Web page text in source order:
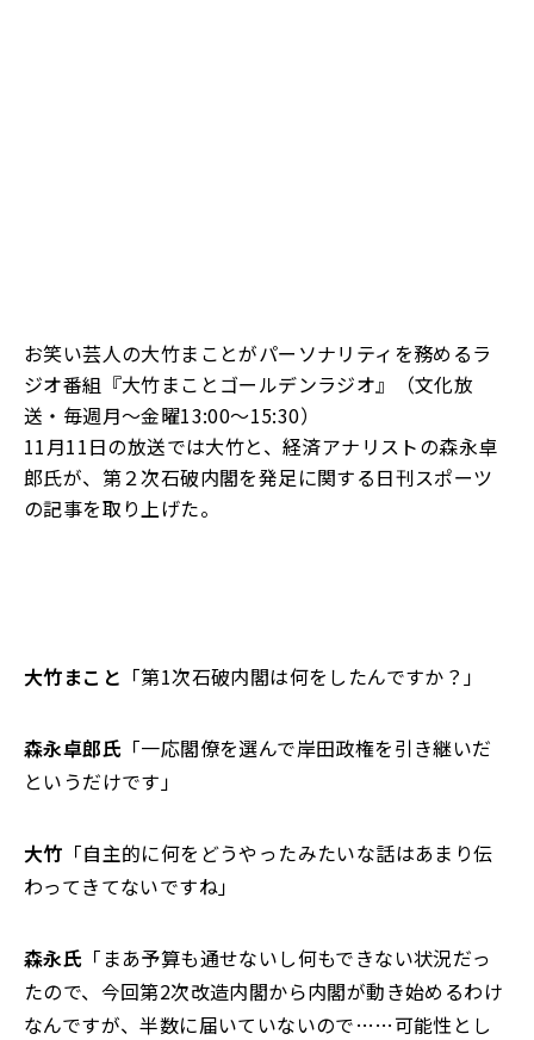
お笑い芸人の大竹まことがパーソナリティを務めるラ
ジオ番組『大竹まことゴールデンラジオ』（文化放
送・毎週月〜金曜13:00～15:30）
11月11日の放送では大竹と、 経済アナリストの森永卓
郎氏が、 第２次石破内閣を発足に関する日刊スポーツ
の記事を取り上げた。
大竹まこと 「第1次石破内閣は何をしたんですか？」
森永卓郎氏 「一応閣僚を選んで岸田政権を引き継いだ
というだけです」
大竹 「自主的に何をどうやったみたいな話はあまり伝
わってきてないですね」
森永氏 「まあ予算も通せないし何もできない状況だっ
たので、今回第2次改造内閣から内閣が動き始めるわけ
なんですが、半数に届いていないので……可能性とし